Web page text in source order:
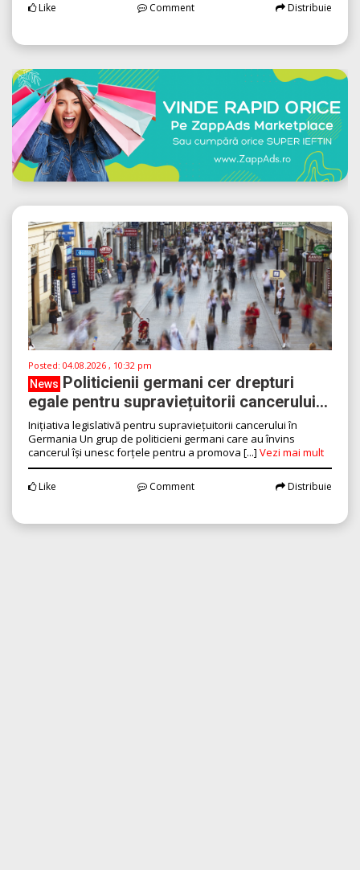
Like Comment Distribuie
Posted: 04.08.2026 , 10:32 pm
News Politicienii germani cer drepturi
egale pentru supraviețuitorii cancerului...
Inițiativa legislativă pentru supraviețuitorii cancerului în
Germania Un grup de politicieni germani care au învins
cancerul își unesc forțele pentru a promova [...] Vezi mai mult
Like Comment Distribuie